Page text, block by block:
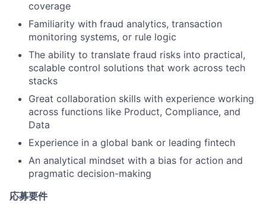
coverage
Familiarity with fraud analytics, transaction
monitoring systems, or rule logic
The ability to translate fraud risks into practical,
scalable control solutions that work across tech
stacks
Great collaboration skills with experience working
across functions like Product, Compliance, and
Data
Experience in a global bank or leading fintech
An analytical mindset with a bias for action and
pragmatic decision-making
応募要件